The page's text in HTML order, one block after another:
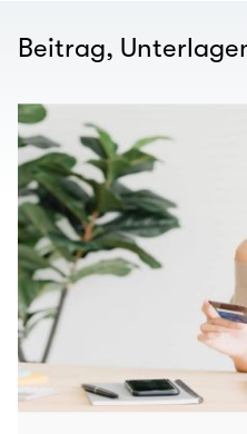
Beitrag,